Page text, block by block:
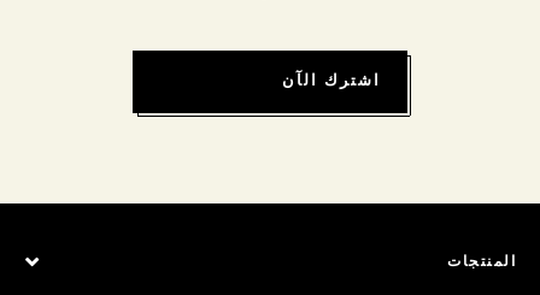
اشترك الآن
المنتجات